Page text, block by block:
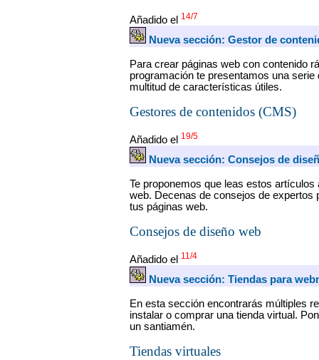
Añadido el 14/7
Nueva sección: Gestor de
Para crear páginas web con contenido
programación te presentamos una
multitud de características útiles.
Gestores de contenidos (CMS)
Añadido el 19/5
Nueva sección: Consejos de
Te proponemos que leas estos
web. Decenas de consejos de expertos
tus páginas web.
Consejos de diseño web
Añadido el 11/4
Nueva sección: Tiendas para
En esta sección encontrarás múltiples
instalar o comprar una tienda virtual.
un santiamén.
Tiendas virtuales